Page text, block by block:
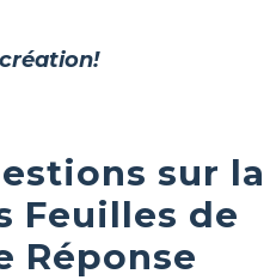
sur la
Feuilles de
Réponse